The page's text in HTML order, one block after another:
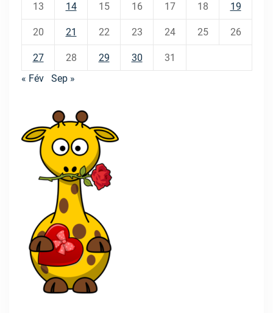
13 14 15 16 17 18 19
20 21 22 23 24 25 26
27 28 29 30
31
« Fév
Sep »